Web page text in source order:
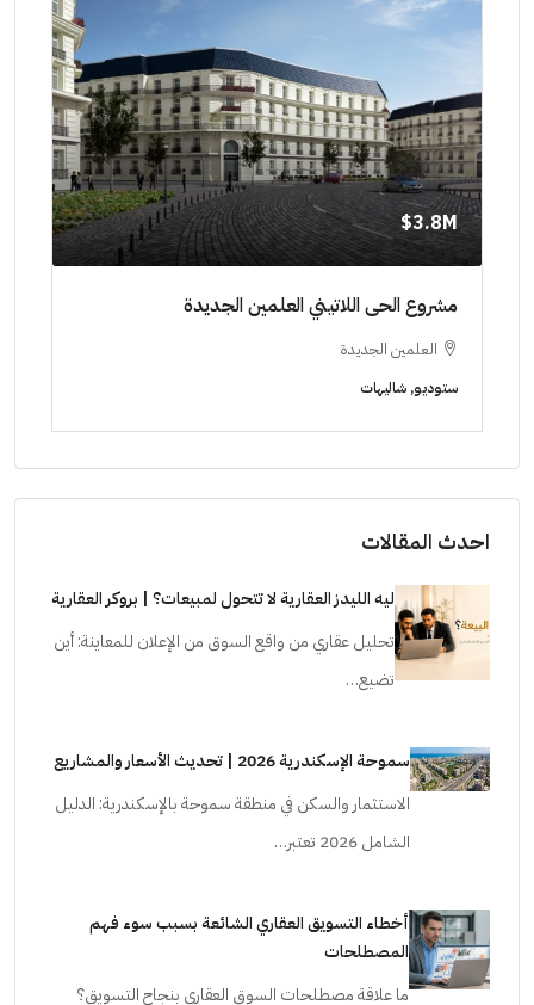
3.8M$
مشروع الحى اللاتيني العلمين الجديدة
العلمين الجديدة
ستوديو, شاليهات
احدث المقالات
ليه الليدز العقارية لا تتحول لمبيعات؟ | بروكر العقارية
تحليل عقاري من واقع السوق من الإعلان للمعاينة: أين
تضيع…
سموحة الإسكندرية 2026 | تحديث الأسعار والمشاريع
الاستثمار والسكن في منطقة سموحة بالإسكندرية: الدليل
الشامل 2026 تعتبر…
أخطاء التسويق العقاري الشائعة بسبب سوء فهم
المصطلحات
ما علاقة مصطلحات السوق العقاري بنجاح التسويق؟